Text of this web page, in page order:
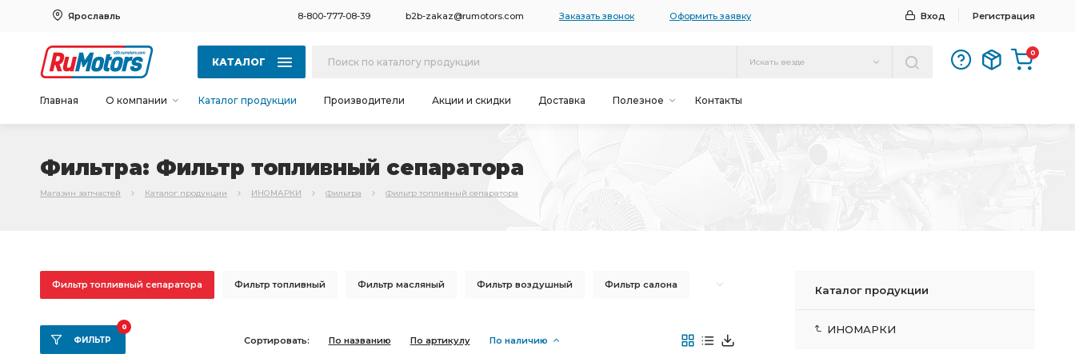
Ярославль 8-800-777-08-39 b2b-zakaz@rumotors.com Заказать звонок Оформить заявку Вход Регистрация
КАТАЛОГ Искать везде
0
Главная О компании Каталог продукции Производители Акции и скидки Доставка Полезное Контакты
Фильтра: Фильтр топливный сепаратора
Магазин запчастей Каталог продукции ИНОМАРКИ Фильтра Фильтр топливный сепаратора
Фильтр топливный сепаратора Фильтр топливный Фильтр масляный Фильтр воздушный Фильтр салона
Фильтр гидравлический
Фильтр гидравлики
ФИЛЬТР
0
Сортировать: По названию По артикулу По наличию
Каталог продукции
ИНОМАРКИ